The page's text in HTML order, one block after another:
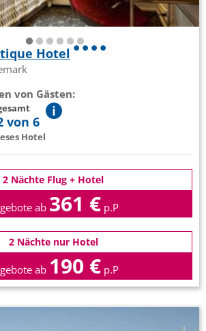
Hotel
von Gästen:
von 6
Hotel
2 Nächte Flug + Hotel
ab 361 € p.P
2 Nächte nur Hotel
ab 190 € p.P